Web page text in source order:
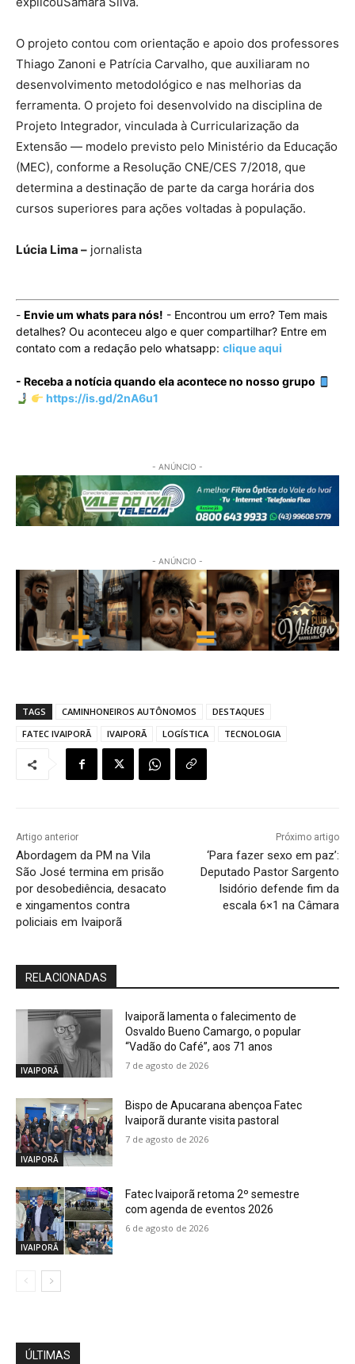
O projeto contou com orientação e apoio dos professores
Thiago Zanoni e Patrícia Carvalho, que auxiliaram no
desenvolvimento metodológico e nas melhorias da
ferramenta. O projeto foi desenvolvido na disciplina de
Projeto Integrador, vinculada à Curricularização da
Extensão — modelo previsto pelo Ministério da Educação
(MEC), conforme a Resolução CNE/CES 7/2018, que
determina a destinação de parte da carga horária dos
cursos superiores para ações voltadas à população.
Lúcia Lima – jornalista
- Envie um whats para nós! - Encontrou um erro? Tem mais
detalhes? Ou aconteceu algo e quer compartilhar? Entre em
contato com a redação pelo whatsapp: clique aqui
- Receba a notícia quando ela acontece no nosso grupo
https://is.gd/2nA6u1
- ANÚNCIO -
- ANÚNCIO -
TAGS CAMINHONEIROS AUTÔNOMOS
DESTAQUES
FATEC IVAIPORÃ
IVAIPORÃ LOGÍSTICA TECNOLOGIA
Artigo anterior
Abordagem da PM na Vila
São José termina em prisão
por desobediência, desacato
e xingamentos contra
policiais em Ivaiporã
Próximo artigo
‘Para fazer sexo em paz’:
Deputado Pastor Sargento
Isidório defende fim da
escala 6×1 na Câmara
RELACIONADAS
IVAIPORÃ
Ivaiporã lamenta o falecimento de
Osvaldo Bueno Camargo, o popular
“Vadão do Café”, aos 71 anos
7 de agosto de 2026
IVAIPORÃ
Bispo de Apucarana abençoa Fatec
Ivaiporã durante visita pastoral
7 de agosto de 2026
IVAIPORÃ
Fatec Ivaiporã retoma 2º semestre
com agenda de eventos 2026
6 de agosto de 2026
ÚLTIMAS